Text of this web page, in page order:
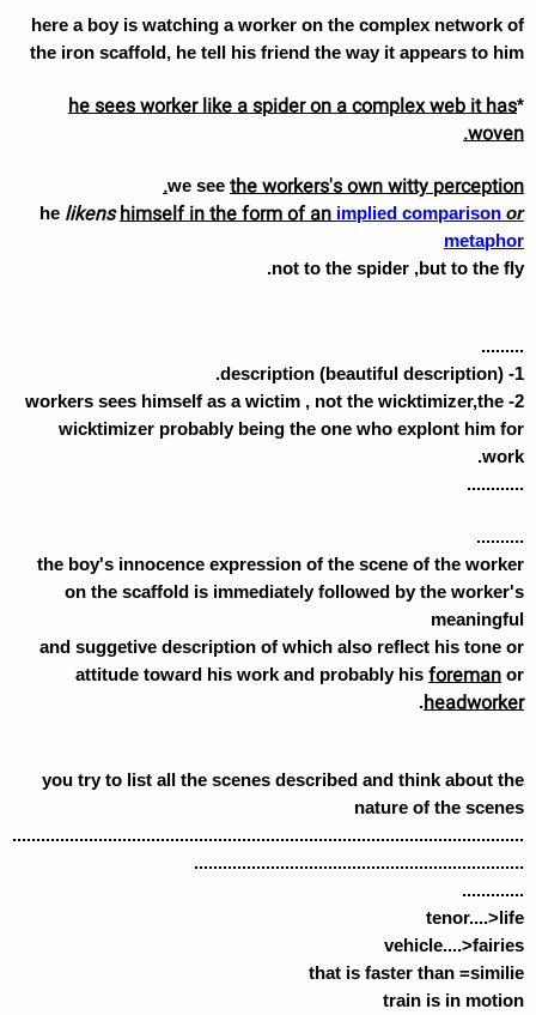
here a boy is watching a worker on the complex network of
the iron scaffold, he tell his friend the way it appears to him
*
he sees worker like a spider on a complex web it has
woven.
we see the workers's own witty perception.
he likenshimself in the form of animplied comparison or
metaphor
not to the spider ,but to the fly.
.........
1- description (beautiful description).
2- workers sees himself as a wictim , not the wicktimizer,the
wicktimizer probably being the one who explont him for
work.
............
..........
the boy's innocence expression of the scene of the worker
on the scaffold is immediately followed by the worker's
meaningful
and suggetive description of which also reflect his tone or
attitude toward his work and probably his foreman or
headworker
.
you try to list all the scenes described and think about the
nature of the scenes
...........................................................................................................
.....................................................................
.............
tenor....>life
vehicle....>fairies
that is faster than =similie
train is in motion